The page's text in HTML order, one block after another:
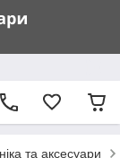
та аксесуари